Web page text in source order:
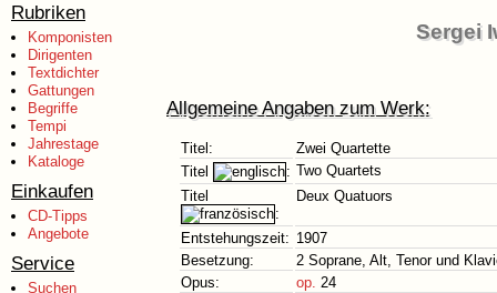
Rubriken
Komponisten
Dirigenten
Textdichter
Gattungen
Begriffe
Tempi
Jahrestage
Kataloge
Einkaufen
CD-Tipps
Angebote
Service
Suchen
Sergei
Allgemeine Angaben zum Werk:
Titel:
Zwei Quartette
Titel
: Two Quartets
Titel
:
Deux Quatuors
Entstehungszeit: 1907
Besetzung:
2 Soprane, Alt, Tenor und
Opus:
op. 24